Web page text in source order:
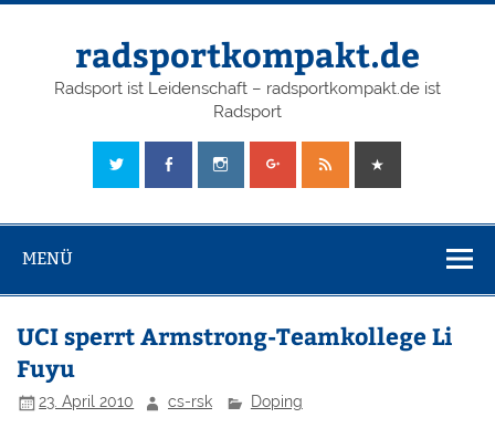
radsportkompakt.de
Radsport ist Leidenschaft – radsportkompakt.de ist
Radsport
MENÜ
UCI sperrt Armstrong-Teamkollege Li
Fuyu
23. April 2010 cs-rsk Doping